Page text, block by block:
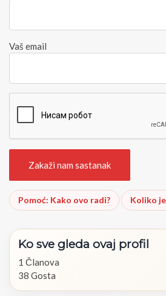
Vaš email
Pomoć: Kako ovo radi? Koliko
Ko sve gleda ovaj profil
1 Članova
38 Gosta